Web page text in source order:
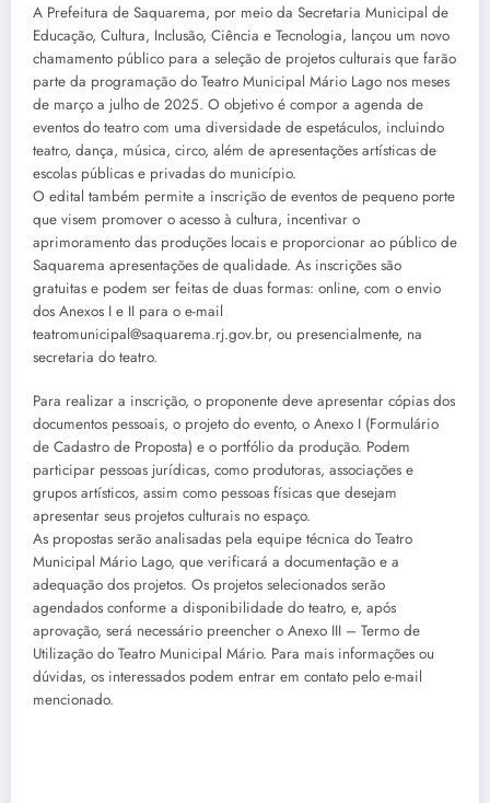
A Prefeitura de Saquarema, por meio da Secretaria Municipal de
Educação, Cultura, Inclusão, Ciência e Tecnologia, lançou um novo
chamamento público para a seleção de projetos culturais que farão
parte da programação do Teatro Municipal Mário Lago nos meses
de março a julho de 2025. O objetivo é compor a agenda de
eventos do teatro com uma diversidade de espetáculos, incluindo
teatro, dança, música, circo, além de apresentações artísticas de
escolas públicas e privadas do município.
O edital também permite a inscrição de eventos de pequeno porte
que visem promover o acesso à cultura, incentivar o
aprimoramento das produções locais e proporcionar ao público de
Saquarema apresentações de qualidade. As inscrições são
gratuitas e podem ser feitas de duas formas: online, com o envio
dos Anexos I e II para o e-mail
teatromunicipal@saquarema.rj.gov.br, ou presencialmente, na
secretaria do teatro.
Para realizar a inscrição, o proponente deve apresentar cópias dos
documentos pessoais, o projeto do evento, o Anexo I (Formulário
de Cadastro de Proposta) e o portfólio da produção. Podem
participar pessoas jurídicas, como produtoras, associações e
grupos artísticos, assim como pessoas físicas que desejam
apresentar seus projetos culturais no espaço.
As propostas serão analisadas pela equipe técnica do Teatro
Municipal Mário Lago, que verificará a documentação e a
adequação dos projetos. Os projetos selecionados serão
agendados conforme a disponibilidade do teatro, e, após
aprovação, será necessário preencher o Anexo III – Termo de
Utilização do Teatro Municipal Mário. Para mais informações ou
dúvidas, os interessados podem entrar em contato pelo e-mail
mencionado.